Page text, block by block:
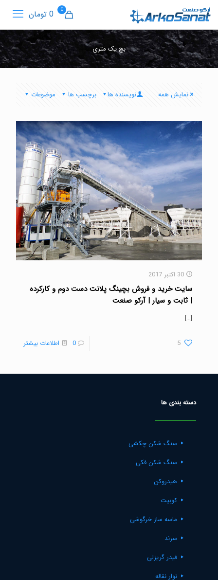
0 0 تومان
بچ یک متری
موضوعات برچسب ها نویسنده ها نمایش همه
30 اکتبر 2017
سایت خرید و فروش بچینگ پلانت دست دوم و کارکرده
| ثابت و سیار | آرکو صنعت
[…]
5
0 اطلاعات بیشتر
دسته بندی ها
سنگ شکن چکشی
سنگ شکن فکی
هیدروکن
کوبیت
ماسه ساز خرگوشی
سرند
فیدر گریزلی
نوار نقاله